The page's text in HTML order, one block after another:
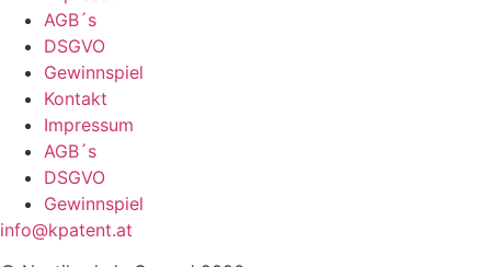
AGB´s
DSGVO
Gewinnspiel
Kontakt
Impressum
AGB´s
DSGVO
Gewinnspiel
info@kpatent.at